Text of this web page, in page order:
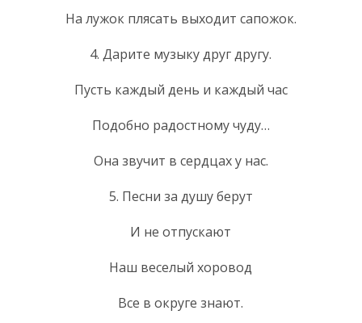
На лужок плясать выходит сапожок.
4. Дарите музыку друг другу.
Пусть каждый день и каждый час
Подобно радостному чуду…
Она звучит в сердцах у нас.
5. Песни за душу берут
И не отпускают
Наш веселый хоровод
Все в округе знают.